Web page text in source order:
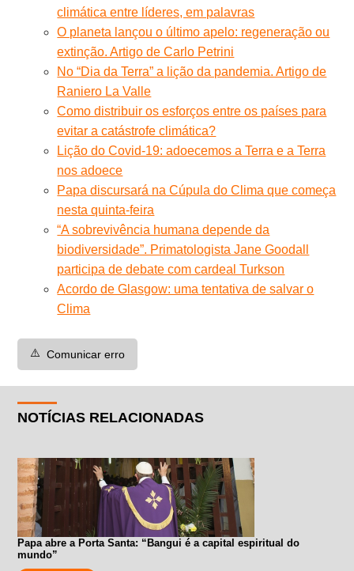
climática entre líderes, em palavras
O planeta lançou o último apelo: regeneração ou
extinção. Artigo de Carlo Petrini
No “Dia da Terra” a lição da pandemia. Artigo de
Raniero La Valle
Como distribuir os esforços entre os países para
evitar a catástrofe climática?
Lição do Covid-19: adoecemos a Terra e a Terra
nos adoece
Papa discursará na Cúpula do Clima que começa
nesta quinta-feira
“A sobrevivência humana depende da
biodiversidade”. Primatologista Jane Goodall
participa de debate com cardeal Turkson
Acordo de Glasgow: uma tentativa de salvar o
Clima
⚠️ Comunicar erro
NOTÍCIAS RELACIONADAS
Papa abre a Porta Santa: “Bangui é a capital espiritual do
mundo”